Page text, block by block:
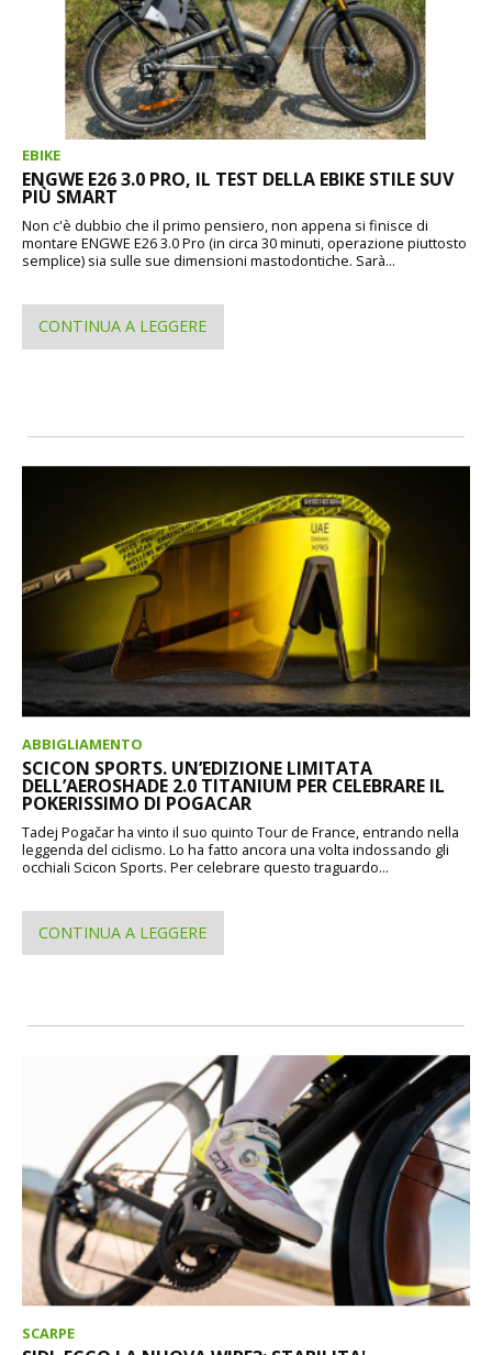
EBIKE
ENGWE E26 3.0 PRO, IL TEST DELLA EBIKE STILE SUV
PIÙ SMART
Non c'è dubbio che il primo pensiero, non appena si finisce di
montare ENGWE E26 3.0 Pro (in circa 30 minuti, operazione piuttosto
semplice) sia sulle sue dimensioni mastodontiche. Sarà...
CONTINUA A LEGGERE
ABBIGLIAMENTO
SCICON SPORTS. UN’EDIZIONE LIMITATA
DELL’AEROSHADE 2.0 TITANIUM PER CELEBRARE IL
POKERISSIMO DI POGACAR
Tadej Pogačar ha vinto il suo quinto Tour de France, entrando nella
leggenda del ciclismo. Lo ha fatto ancora una volta indossando gli
occhiali Scicon Sports. Per celebrare questo traguardo...
CONTINUA A LEGGERE
SCARPE